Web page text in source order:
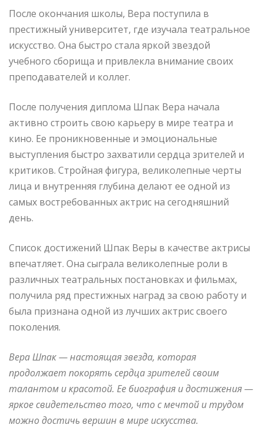
После окончания школы, Вера поступила в
престижный университет, где изучала театральное
искусство. Она быстро стала яркой звездой
учебного сборища и привлекла внимание своих
преподавателей и коллег.
После получения диплома Шпак Вера начала
активно строить свою карьеру в мире театра и
кино. Ее проникновенные и эмоциональные
выступления быстро захватили сердца зрителей и
критиков. Стройная фигура, великолепные черты
лица и внутренняя глубина делают ее одной из
самых востребованных актрис на сегодняшний
день.
Список достижений Шпак Веры в качестве актрисы
впечатляет. Она сыграла великолепные роли в
различных театральных постановках и фильмах,
получила ряд престижных наград за свою работу и
была признана одной из лучших актрис своего
поколения.
Вера Шпак — настоящая звезда, которая
продолжает покорять сердца зрителей своим
талантом и красотой. Ее биография и достижения —
яркое свидетельство того, что с мечтой и трудом
можно достичь вершин в мире искусства.